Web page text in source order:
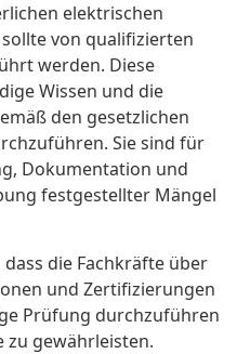
elektrischen
von qualifizierten
werden. Diese
Wissen und die
den gesetzlichen
Sie sind für
Dokumentation und
festgestellter Mängel
die Fachkräfte über
und Zertifizierungen
Prüfung durchzuführen
zu gewährleisten.